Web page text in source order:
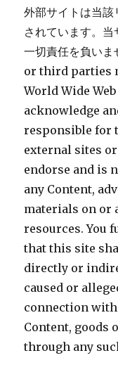
外部サイトは当
されています。
一切責任を負い
or third parties
World Wide
acknowledge
responsible for
external sites
endorse and is
any Content,
materials on or
resources. You
that this site
directly or
caused or
connection
Content, goods
through any